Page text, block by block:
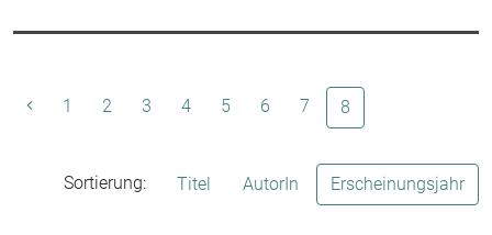
1 2 3 4 5 6 7 8
Sortierung: Titel AutorIn Erscheinungsjahr